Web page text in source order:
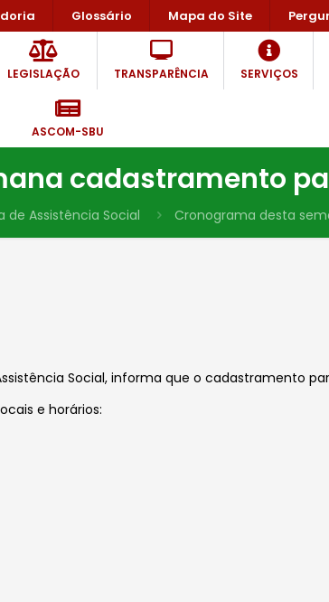
Glossário Mapa do Site
LEGISLAÇÃO TRANSPARÊNCIA SERVIÇOS
ASCOM-SBU
cadastramento
de Assistência Social Cronograma desta
Social, informa que o cadastramento
e horários: